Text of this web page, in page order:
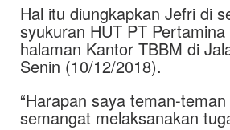
Hal itu diungkapkan Jefri di
syukuran HUT PT
halaman Kantor TBBM di
Senin (10/12/2018).
“Harapan saya teman-
semangat melaksanakan